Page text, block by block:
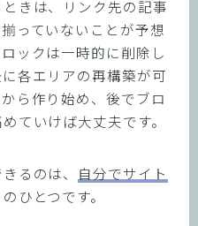
きは、リンク先の記事
っていないことが予想
ックは一時的に削除し
各エリアの再構築が可
ら作り始め、後でブロ
ていけば大丈夫です。
るのは、 自分でサイト
ひとつです。